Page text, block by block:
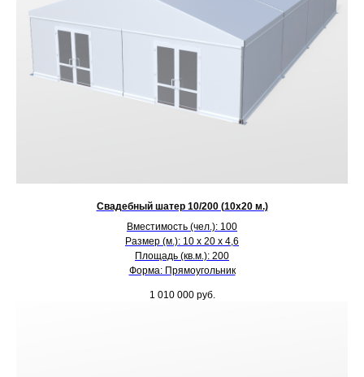
Свадебный шатер 10/200 (10х20 м.)
Вместимость (чел.): 100
Размер (м.): 10 х 20 х 4,6
Площадь (кв.м.): 200
Форма: Прямоугольник
1 010 000 руб.